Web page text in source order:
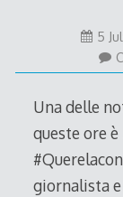
5
Una delle
queste ore è
giornalista